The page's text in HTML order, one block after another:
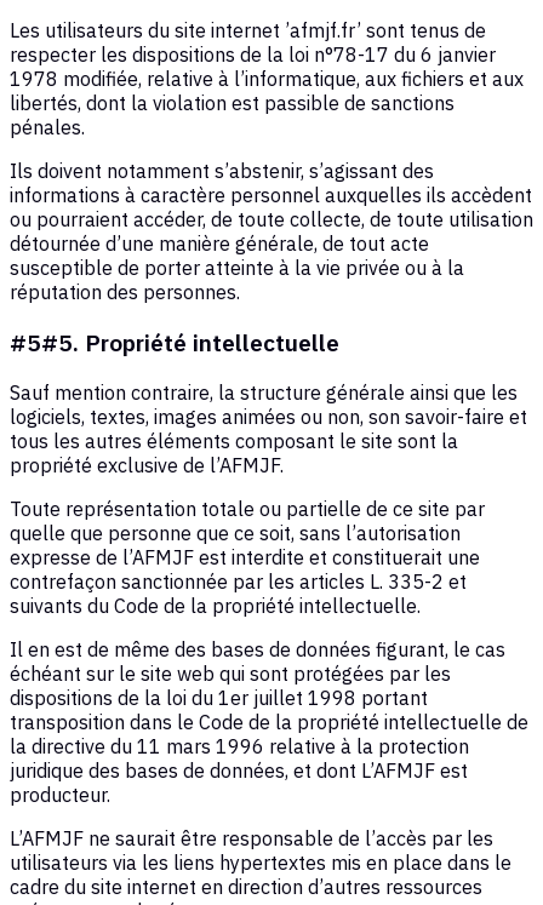
Les utilisateurs du site internet ’afmjf.fr’ sont tenus de
respecter les dispositions de la loi n°78-17 du 6 janvier
1978 modifiée, relative à l’informatique, aux fichiers et aux
libertés, dont la violation est passible de sanctions
pénales.
Ils doivent notamment s’abstenir, s’agissant des
informations à caractère personnel auxquelles ils accèdent
ou pourraient accéder, de toute collecte, de toute utilisation
détournée d’une manière générale, de tout acte
susceptible de porter atteinte à la vie privée ou à la
réputation des personnes.
#5#5. Propriété intellectuelle
Sauf mention contraire, la structure générale ainsi que les
logiciels, textes, images animées ou non, son savoir-faire et
tous les autres éléments composant le site sont la
propriété exclusive de l’AFMJF.
Toute représentation totale ou partielle de ce site par
quelle que personne que ce soit, sans l’autorisation
expresse de l’AFMJF est interdite et constituerait une
contrefaçon sanctionnée par les articles L. 335-2 et
suivants du Code de la propriété intellectuelle.
Il en est de même des bases de données figurant, le cas
échéant sur le site web qui sont protégées par les
dispositions de la loi du 1er juillet 1998 portant
transposition dans le Code de la propriété intellectuelle de
la directive du 11 mars 1996 relative à la protection
juridique des bases de données, et dont L’AFMJF est
producteur.
L’AFMJF ne saurait être responsable de l’accès par les
utilisateurs via les liens hypertextes mis en place dans le
cadre du site internet en direction d’autres ressources